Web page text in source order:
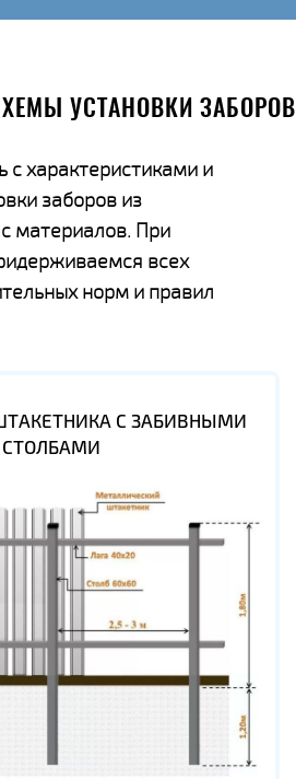
УСТАНОВКИ ЗАБОРОВ
с характеристиками и
заборов из
материалов. При
всех
норм и правил
С ЗАБИВНЫМИ
СТОЛБАМИ